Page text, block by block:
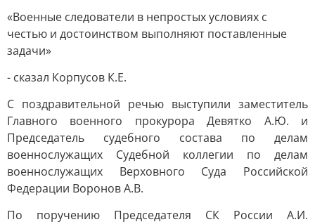
«Военные следователи в непростых условиях с
честью и достоинством выполняют поставленные
задачи»
- сказал Корпусов К.Е.
С поздравительной речью выступили заместитель
Главного военного прокурора Девятко А.Ю. и
Председатель судебного состава по делам
военнослужащих Судебной коллегии по делам
военнослужащих Верховного Суда Российской
Федерации Воронов А.В.
По поручению Председателя СК России А.И.